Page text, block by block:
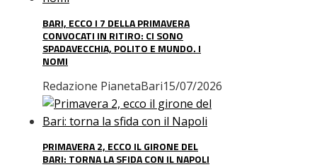
BARI, ECCO I 7 DELLA PRIMAVERA
CONVOCATI IN RITIRO: CI SONO
SPADAVECCHIA, POLITO E MUNDO. I
NOMI
Redazione PianetaBari15/07/2026
PRIMAVERA 2, ECCO IL GIRONE DEL
BARI: TORNA LA SFIDA CON IL NAPOLI